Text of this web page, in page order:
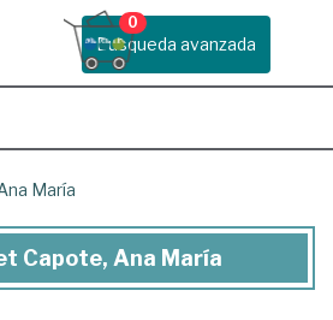
Busqueda avanzada
0
María
Capote, Ana María